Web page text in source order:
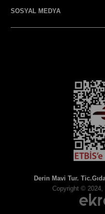
SOSYAL MEDYA
Derin Mavi Tur.
Copyright © 2024,